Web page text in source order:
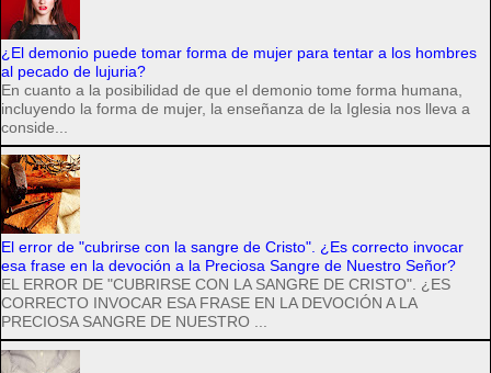
¿El demonio puede tomar forma de mujer para tentar a los hombres
al pecado de lujuria?
En cuanto a la posibilidad de que el demonio tome forma humana,
incluyendo la forma de mujer, la enseñanza de la Iglesia nos lleva a
conside...
El error de "cubrirse con la sangre de Cristo". ¿Es correcto invocar
esa frase en la devoción a la Preciosa Sangre de Nuestro Señor?
EL ERROR DE "CUBRIRSE CON LA SANGRE DE CRISTO". ¿ES
CORRECTO INVOCAR ESA FRASE EN LA DEVOCIÓN A LA
PRECIOSA SANGRE DE NUESTRO ...